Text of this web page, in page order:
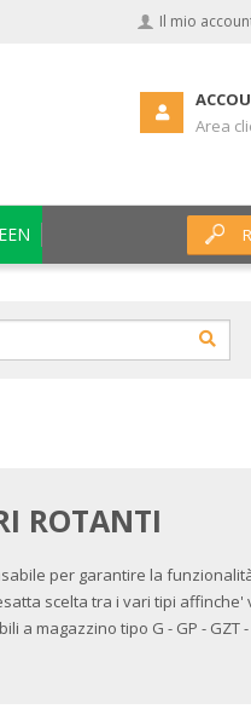
Il mio
Area
ROTANTI
per garantire la
scelta tra i vari tipi affinche'
magazzino tipo G - GP - GZT -